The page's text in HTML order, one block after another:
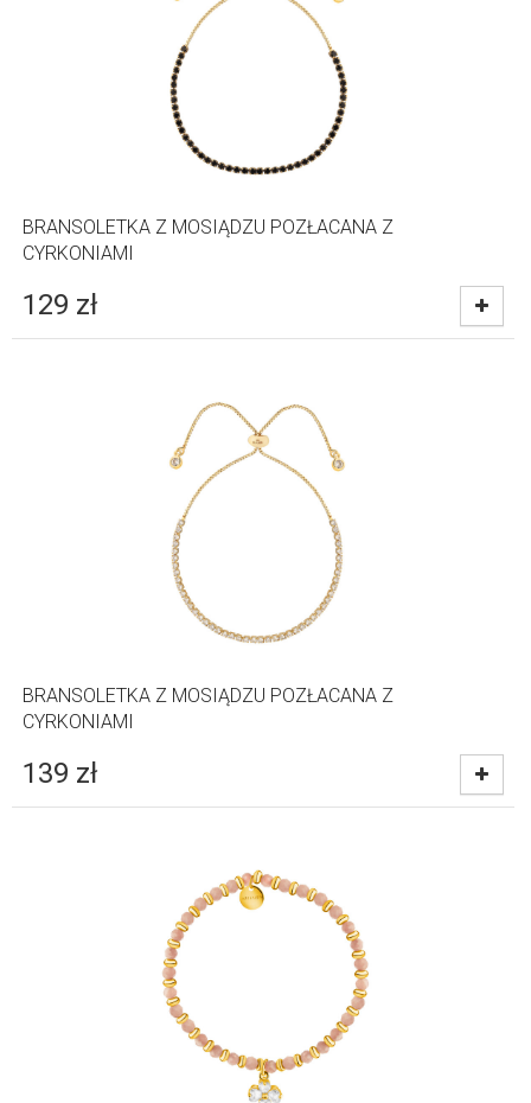
BRANSOLETKA Z MOSIĄDZU POZŁACANA Z
CYRKONIAMI
129 zł
BRANSOLETKA Z MOSIĄDZU POZŁACANA Z
CYRKONIAMI
139 zł